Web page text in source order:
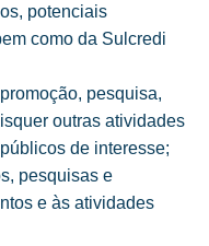
potenciais
como da Sulcredi
pesquisa,
outras atividades
de interesse;
pesquisas e
e às atividades